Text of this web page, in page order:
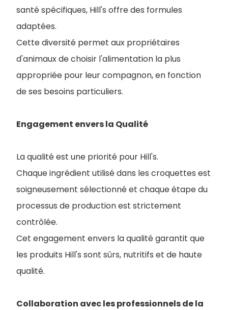
santé spécifiques, Hill's offre des formules
adaptées.
Cette diversité permet aux propriétaires
d'animaux de choisir l'alimentation la plus
appropriée pour leur compagnon, en fonction
de ses besoins particuliers.
Engagement envers la Qualité
La qualité est une priorité pour Hill's.
Chaque ingrédient utilisé dans les croquettes est
soigneusement sélectionné et chaque étape du
processus de production est strictement
contrôlée.
Cet engagement envers la qualité garantit que
les produits Hill's sont sûrs, nutritifs et de haute
qualité.
Collaboration avec les professionnels de la